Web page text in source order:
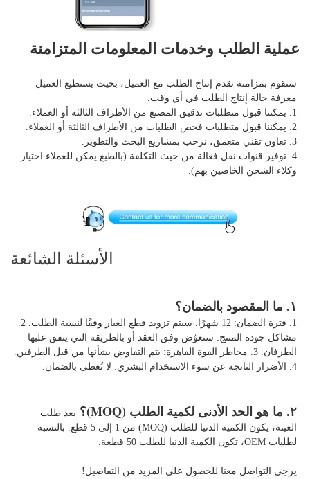
عملية الطلب وخدمات المعلومات المتزامنة
معرفة حالة إنتاج الطلب في أي وقت.
1. يمكننا قبول متطلبات تدقيق المصنع من الأطراف الثالثة أو العملاء.
2. يمكننا قبول متطلبات فحص الطلبات من الأطراف الثالثة أو العملاء.
3. تعاون تقني متعمق، نرحب بمشاريع البحث والتطوير.
وكلاء الشحن الخاصين بهم).
الأسئلة الشائعة
١. ما المقصود بالضمان؟
4. الأضرار الناتجة عن سوء الاستخدام البشري: لا تُغطى بالضمان.
٢. ما هو الحد الأدنى لكمية الطلب (MOQ)؟
لطلبات OEM، تكون الكمية الدنيا للطلب 50 قطعة.
يرجى التواصل معنا للحصول على المزيد من التفاصيل!